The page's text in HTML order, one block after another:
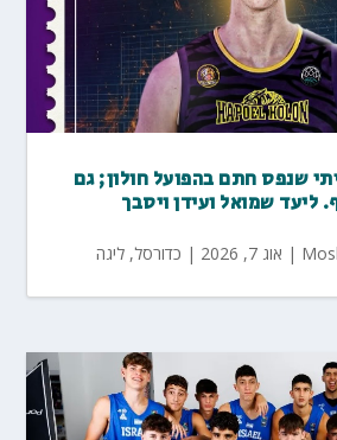
שנפס חתם בהפועל חולון; גם
ליעד שמואל ועידן ויסבך
| אוג 7, 2026 | כדורסל,ליגה